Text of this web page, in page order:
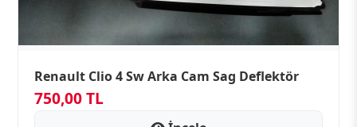
Renault Clio 4 Sw Arka Cam Sag Deflektör
750,00 TL